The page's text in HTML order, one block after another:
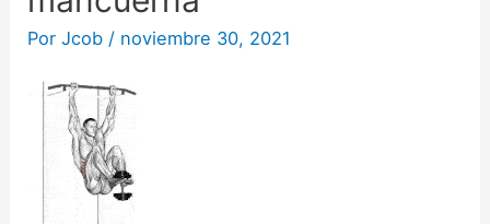
PorJcob / noviembre 30, 2021